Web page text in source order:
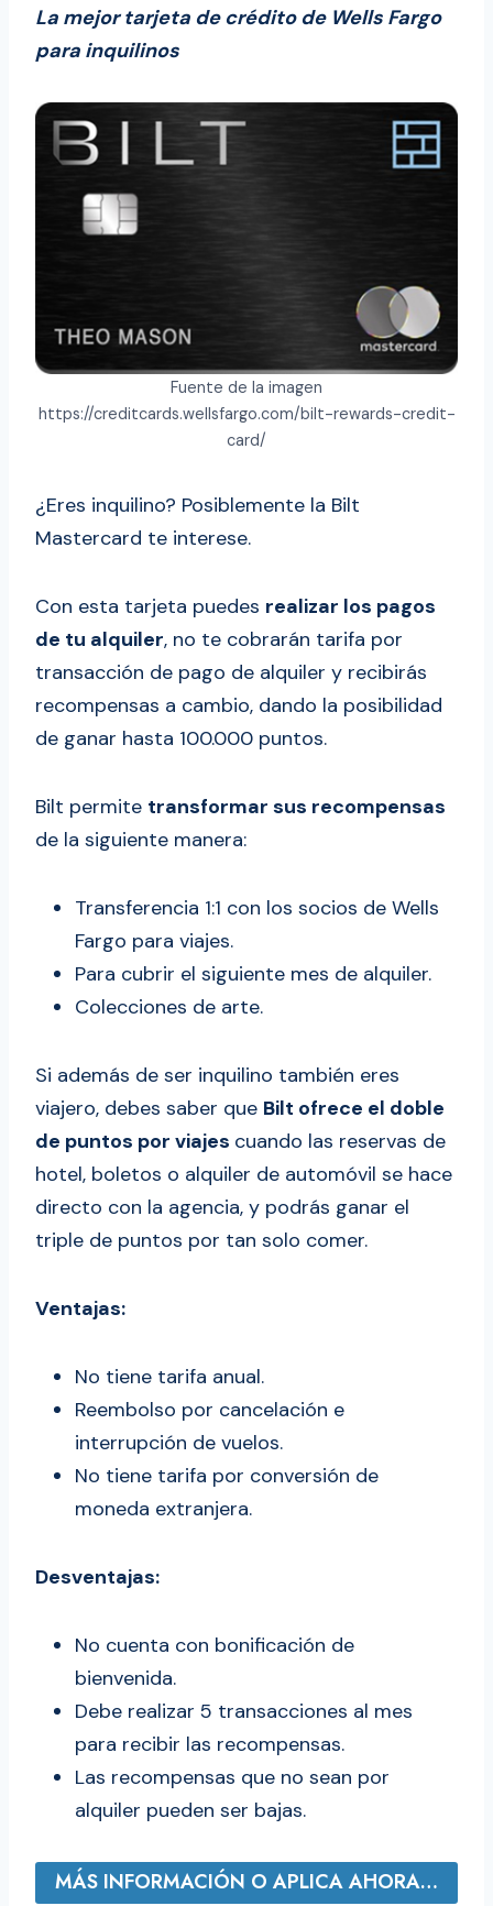
La mejor tarjeta de crédito de Wells Fargo
para inquilinos
Fuente de la imagen
https://creditcards.wellsfargo.com/bilt-rewards-credit-
card/
¿Eres inquilino? Posiblemente la Bilt
Mastercard te interese.
Con esta tarjeta puedes realizar los pagos
de tu alquiler, no te cobrarán tarifa por
transacción de pago de alquiler y recibirás
recompensas a cambio, dando la posibilidad
de ganar hasta 100.000 puntos.
Bilt permite transformar sus recompensas
de la siguiente manera:
Transferencia 1:1 con los socios de Wells
Fargo para viajes.
Para cubrir el siguiente mes de alquiler.
Colecciones de arte.
Si además de ser inquilino también eres
viajero, debes saber que Bilt ofrece el doble
de puntos por viajes cuando las reservas de
hotel, boletos o alquiler de automóvil se hace
directo con la agencia, y podrás ganar el
triple de puntos por tan solo comer.
Ventajas:
No tiene tarifa anual.
Reembolso por cancelación e
interrupción de vuelos.
No tiene tarifa por conversión de
moneda extranjera.
Desventajas:
No cuenta con bonificación de
bienvenida.
Debe realizar 5 transacciones al mes
para recibir las recompensas.
Las recompensas que no sean por
alquiler pueden ser bajas.
MÁS INFORMACIÓN O APLICA AHORA…